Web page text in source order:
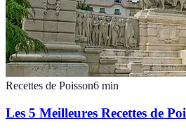
Recettes de Poisson6 min
Les 5 Meilleures Recettes de